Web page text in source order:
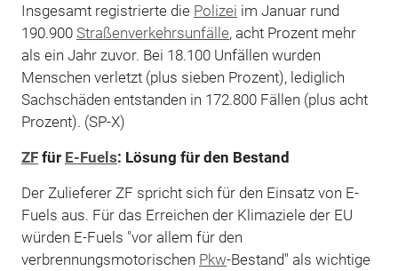
Insgesamt registrierte die Polizei im Januar rund
190.900 Straßenverkehrsunfälle, acht Prozent mehr
als ein Jahr zuvor. Bei 18.100 Unfällen wurden
Menschen verletzt (plus sieben Prozent), lediglich
Sachschäden entstanden in 172.800 Fällen (plus acht
Prozent). (SP-X)
ZFfür E-Fuels: Lösung für den Bestand
Der Zulieferer ZF spricht sich für den Einsatz von E-
Fuels aus. Für das Erreichen der Klimaziele der EU
würden E-Fuels "vor allem für den
verbrennungsmotorischen Pkw-Bestand" als wichtige